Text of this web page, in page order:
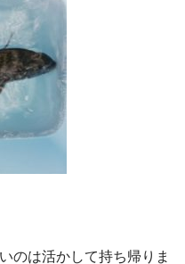
のは活かして持ち帰りま